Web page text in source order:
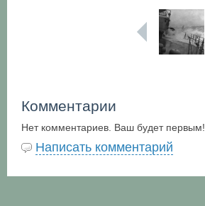
Комментарии
Нет комментариев. Ваш будет первым!
Написать комментарий